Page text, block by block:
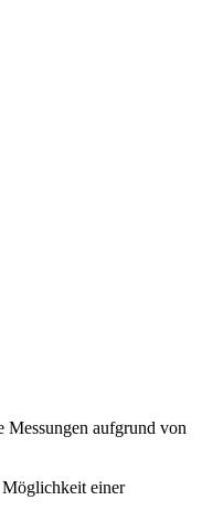
Messungen aufgrund von
Möglichkeit einer